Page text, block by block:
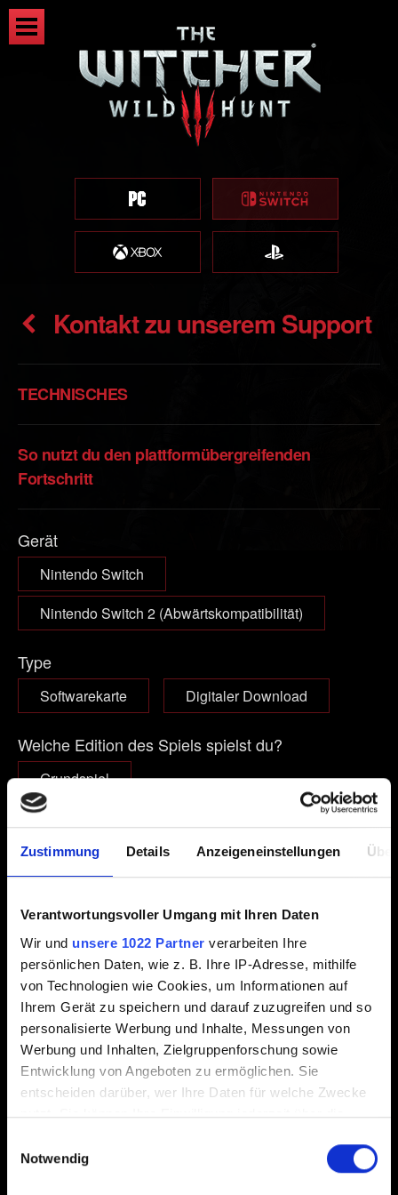
Zustimmung Details Anzeigeneinstellungen
Verantwortungsvoller Umgang mit Ihren Daten
Wir und unsere 1022 Partner verarbeiten Ihre
persönlichen Daten, wie z. B. Ihre IP-Adresse, mithilfe
von Technologien wie Cookies, um Informationen auf
Ihrem Gerät zu speichern und darauf zuzugreifen und so
personalisierte Werbung und Inhalte, Messungen von
Werbung und Inhalten, Zielgruppenforschung sowie
Entwicklung von Angeboten zu ermöglichen. Sie
entscheiden darüber, wer Ihre Daten für welche Zwecke
nutzt. Sie können Ihre Einwilligung jederzeit über die
Trigger Symbol ändern oder widerrufen
Notwendig
Kontakt zu unserem Support
TECHNISCHES
So nutzt du den plattformübergreifenden
Fortschritt
Gerät
Nintendo Switch
Nintendo Switch 2 (Abwärtskompatibilität)
Type
Softwarekarte Digitaler Download
Welche Edition des Spiels spielst du?
Grundspiel
Grundspiel + Erweiterungen
Complete Edition
E-Mail (Tippfehler vermeiden!)
Kurze Beschreibung des Problems
0/20
Du kannst deinem Bericht eine Datei anhängen, z.B. bei